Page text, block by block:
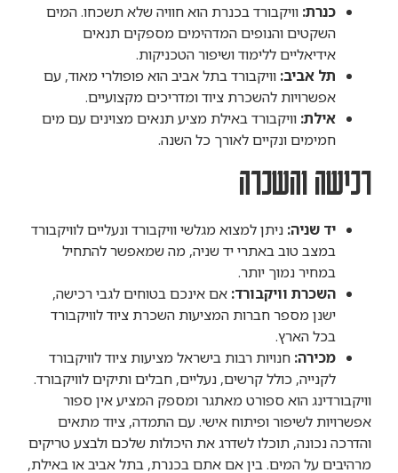
כנרת:וויקבורד בכנרת הוא חוויה שלא תשכחו. המים
השקטים והנופים המדהימים מספקים תנאים
אידיאליים ללימוד ושיפור הטכניקות.
תל אביב:וויקבורד בתל אביב הוא פופולרי מאוד, עם
אפשרויות להשכרת ציוד ומדריכים מקצועיים.
אילת:וויקבורד באילת מציע תנאים מצוינים עם מים
חמימים ונקיים לאורך כל השנה.
רכישה והשכרה
יד שניה:ניתן למצוא מגלשי וויקבורד ונעליים לוויקבורד
במצב טוב באתרי יד שניה, מה שמאפשר להתחיל
במחיר נמוך יותר.
השכרת וויקבורד:אם אינכם בטוחים לגבי רכישה,
ישנן מספר חברות המציעות השכרת ציוד לוויקבורד
בכל הארץ.
מכירה:חנויות רבות בישראל מציעות ציוד לוויקבורד
לקנייה, כולל קרשים, נעליים, חבלים ותיקים לוויקבורד.
וויקבורדינג הוא ספורט מאתגר ומספק המציע אין ספור
אפשרויות לשיפור ופיתוח אישי. עם התמדה, ציוד מתאים
והדרכה נכונה, תוכלו לשדרג את היכולות שלכם ולבצע טריקים
מרהיבים על המים. בין אם אתם בכנרת, בתל אביב או באילת,